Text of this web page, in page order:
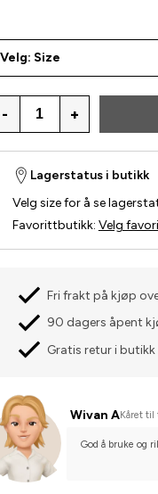
Velg: Size
- +
Lagerstatus i butikk
Velg size for å se
Favorittbutikk: Velg
Fri frakt på kjøp
90 dagers åpent
Gratis retur i butikk
Wivan AKåret til
God å bruke og